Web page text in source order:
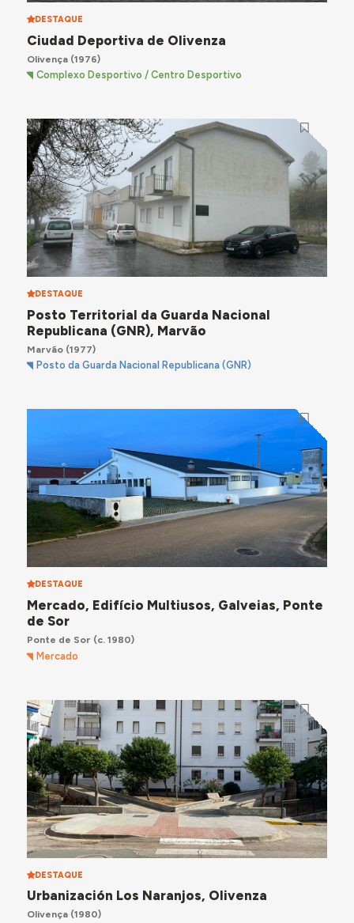
DESTAQUE
Ciudad Deportiva de Olivenza
Olivença(1976)
Complexo Desportivo / Centro Desportivo
DESTAQUE
Posto Territorial da Guarda Nacional
Republicana (GNR), Marvão
Marvão(1977)
Posto da Guarda Nacional Republicana (GNR)
DESTAQUE
Mercado, Edifício Multiusos, Galveias, Ponte
de Sor
Ponte de Sor (c. 1980)
Mercado
DESTAQUE
Urbanización Los Naranjos, Olivenza
Olivença(1980)